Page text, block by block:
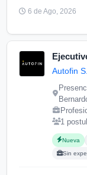
6 de Ago, 2026
Autofin
1
Nueva
Carreras
Sin